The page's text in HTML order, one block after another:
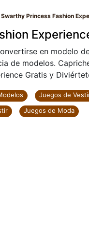
Swarthy Princess Fashion
en modelo
de modelos.
Gratis y
Juegos de
Juegos de Moda